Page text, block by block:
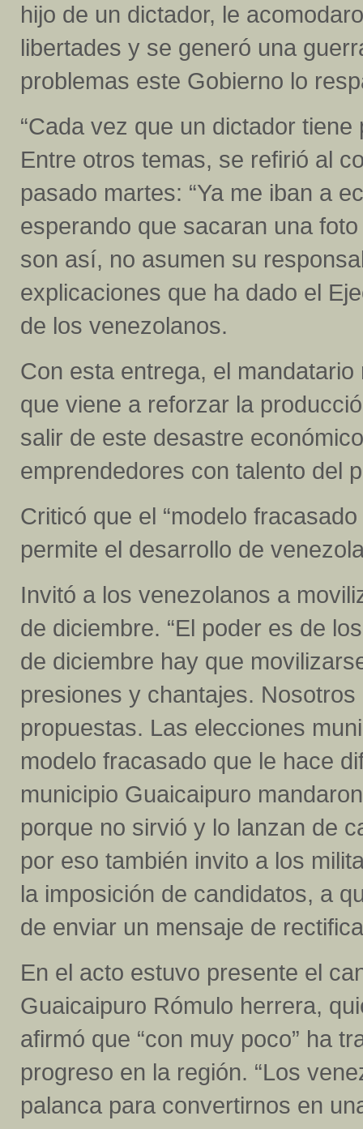
hijo de un dictador, le
libertades y se generó una
problemas este Gobierno lo
“Cada vez que un dictador
Entre otros temas, se refirió al
pasado martes: “Ya me iban a
esperando que sacaran una
son así, no asumen su
explicaciones que ha dado el
de los venezolanos.
Con esta entrega, el
que viene a reforzar la
salir de este desastre
emprendedores con talento del
Criticó que el “modelo
permite el desarrollo de
Invitó a los venezolanos a
de diciembre. “El poder es de
de diciembre hay que
presiones y chantajes.
propuestas. Las elecciones
modelo fracasado que le hace
municipio Guaicaipuro
porque no sirvió y lo lanzan de
por eso también invito a los
la imposición de candidatos, a
de enviar un mensaje de
En el acto estuvo presente el
Guaicaipuro Rómulo herrera,
afirmó que “con muy poco” ha
progreso en la región. “Los
palanca para convertirnos en